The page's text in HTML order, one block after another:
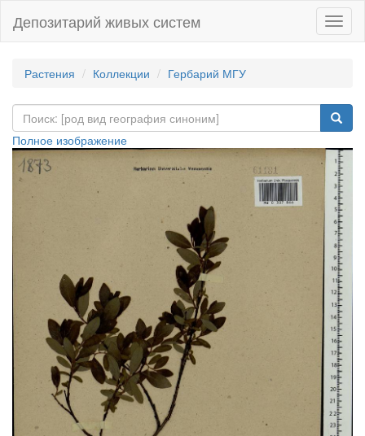
Депозитарий живых систем
Растения Коллекции Гербарий МГУ
Полное изображение